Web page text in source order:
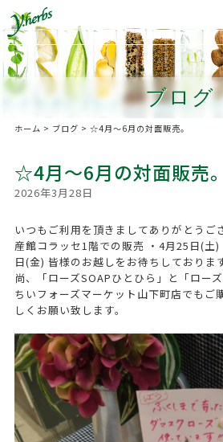
ブログ
ホーム > ブログ > ☆4月〜6月の対面販売。
☆4月〜6月の対面販売。
2026年3月28日
いつもご利用を頂きましてありがとうご
産館コラッセ1階での販売 ・4月25日(土
日(金) 皆様のお越しをお待ちしておりま
尚、「ローズSOAPひとひら」と「ロー
ちいフォーズマーケット山下町店でもご
しくお願い致します。